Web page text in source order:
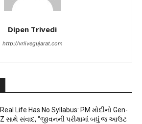
Dipen Trivedi
http://vrlivegujarat.com
Real Life Has No Syllabus: PM મોદીનો Gen-
Z સાથે સંવાદ, “જીવનની પરીક્ષામાં બધું જ આઉટ